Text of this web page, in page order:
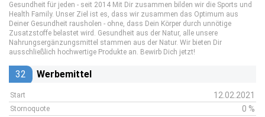
Gesundheit für jeden - seit 2014 Mit Dir zusammen bilden wir die Sports und
Health Family. Unser Ziel ist es, dass wir zusammen das Optimum aus
Deiner Gesundheit rausholen - ohne, dass Dein Körper durch unnötige
Zusatzstoffe belastet wird. Gesundheit aus der Natur, alle unsere
Nahrungsergänzungsmittel stammen aus der Natur. Wir bieten Dir
ausschließlich hochwertige Produkte an. Bewirb Dich jetzt!
32 Werbemittel
Start 12.02.2021
Stornoquote 0 %